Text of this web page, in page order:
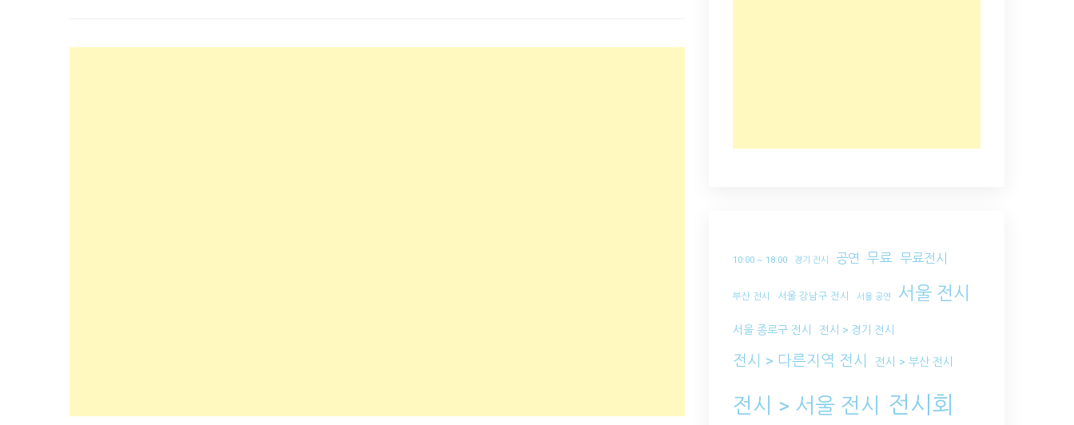
10:00 ~ 18:00 경기 전시 공연 무료 무료전시
부산 전시 서울 강남구 전시 서울 공연 서울 전시
서울 종로구 전시 전시 > 경기 전시
전시 > 다른지역 전시 전시 > 부산 전시
전시 > 서울 전시 전시회